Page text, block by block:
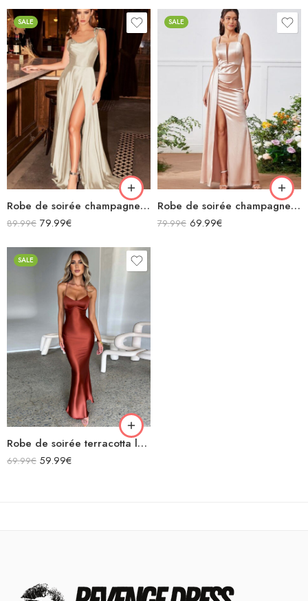
SALE
Robe de soirée champagne en satin fluide col bénitier bretelles longue fendue
89.99€ 79.99€
SALE
Robe de soirée champagne en satin longue fendue à bretelles
79.99€ 69.99€
SALE
Robe de soirée terracotta longue en satin bretelles spaghetti décolleté dos nu laçage croisées dans le dos
69.99€ 59.99€